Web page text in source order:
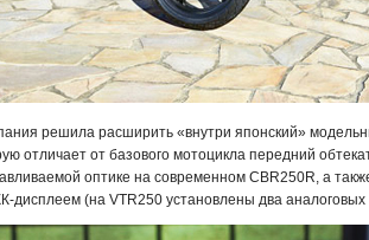
решила расширить «внутри японский»
отличает от базового мотоцикла передний
оптике на современном CBR250R, а
дисплеем (на VTR250 установлены два